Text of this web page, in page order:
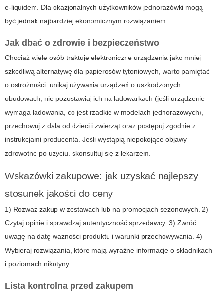
e-liquidem. Dla okazjonalnych użytkowników jednorazówki mogą
być jednak najbardziej ekonomicznym rozwiązaniem.
Jak dbać o zdrowie i bezpieczeństwo
Chociaż wiele osób traktuje elektroniczne urządzenia jako mniej
szkodliwą alternatywę dla papierosów tytoniowych, warto pamiętać
o ostrożności: unikaj używania urządzeń o uszkodzonych
obudowach, nie pozostawiaj ich na ładowarkach (jeśli urządzenie
wymaga ładowania, co jest rzadkie w modelach jednorazowych),
przechowuj z dala od dzieci i zwierząt oraz postępuj zgodnie z
instrukcjami producenta. Jeśli wystąpią niepokojące objawy
zdrowotne po użyciu, skonsultuj się z lekarzem.
Wskazówki zakupowe: jak uzyskać najlepszy
stosunek jakości do ceny
1) Rozważ zakup w zestawach lub na promocjach sezonowych. 2)
Czytaj opinie i sprawdzaj autentyczność sprzedawcy. 3) Zwróć
uwagę na datę ważności produktu i warunki przechowywania. 4)
Wybieraj rozwiązania, które mają wyraźne informacje o składnikach
i poziomach nikotyny.
Lista kontrolna przed zakupem